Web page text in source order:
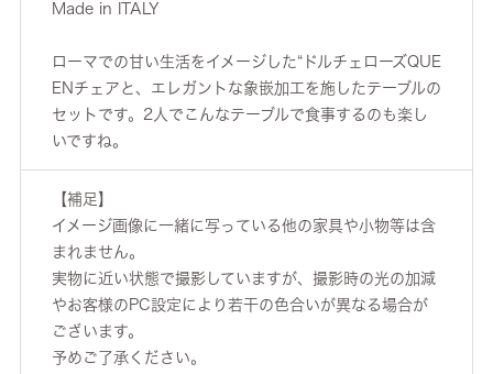
Made in ITALY
ローマでの甘い生活をイメージした“ドルチェローズQUE
ENチェアと、エレガントな象嵌加工を施したテーブルの
セットです。2人でこんなテーブルで食事するのも楽し
いですね。
【補足】
イメージ画像に一緒に写っている他の家具や小物等は含
まれません。
実物に近い状態で撮影していますが、撮影時の光の加減
やお客様のPC設定により若干の色合いが異なる場合が
ございます。
予めご了承ください。